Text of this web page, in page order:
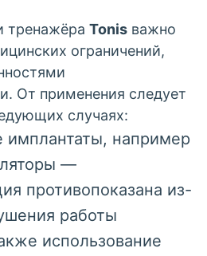
тренажёра Tonis важно
ограничений,
От применения следует
случаях:
имплантаты, например
—
противопоказана из-
работы
использование